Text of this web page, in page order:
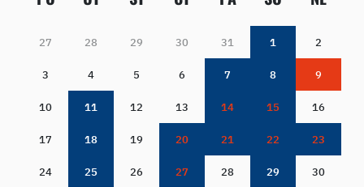
27 28 29 30 31 1 2
3 4 5 6 7 8 9
10 11 12 13 14 15 16
17 18 19 20 21 22 23
24 25 26 27 28 29 30